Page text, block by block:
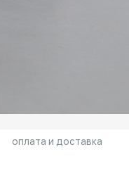
оплата и доставка